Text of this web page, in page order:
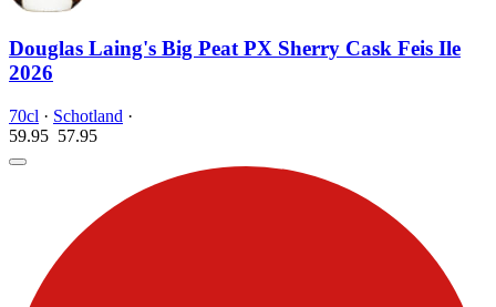
Douglas Laing's Big Peat PX Sherry Cask Feis Ile
2026
70cl · Schotland ·
59.95 57.95